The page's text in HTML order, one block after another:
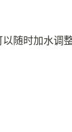
随时加水调